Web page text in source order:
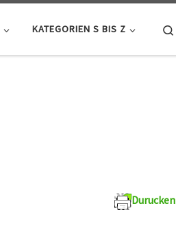
KATEGORIEN S BIS Z
Durucken